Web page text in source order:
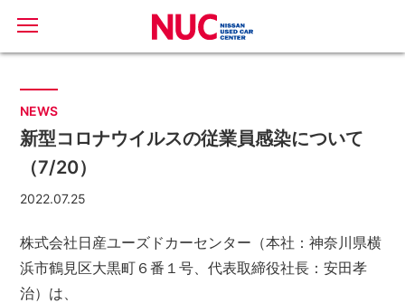
NEWS
新型コロナウイルスの従業員感染について
（7/20）
2022.07.25
株式会社日産ユーズドカーセンター（本社：神奈川県横
浜市鶴見区大黒町６番１号、代表取締役社長：安田孝
治）は、